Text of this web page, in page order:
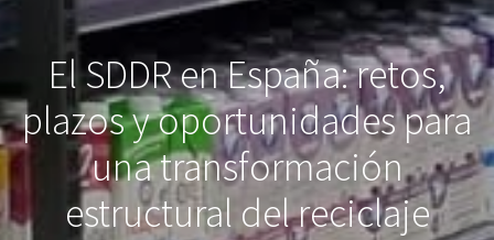
El SDDR en España: retos,
plazos y oportunidades para
una transformación
estructural del reciclaje